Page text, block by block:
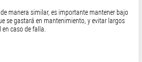
manera similar, es importante mantener bajo
se gastará en mantenimiento, y evitar largos
caso de falla.